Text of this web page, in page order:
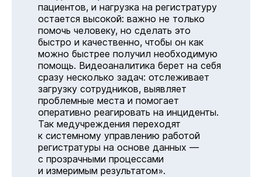
пациентов, и нагрузка на регистратуру
остается высокой: важно не только
помочь человеку, но сделать это
быстро и качественно, чтобы он как
можно быстрее получил необходимую
помощь. Видеоаналитика берет на себя
сразу несколько задач: отслеживает
загрузку сотрудников, выявляет
проблемные места и помогает
оперативно реагировать на инциденты.
Так медучреждения переходят
к системному управлению работой
регистратуры на основе данных —
с прозрачными процессами
и измеримым результатом».